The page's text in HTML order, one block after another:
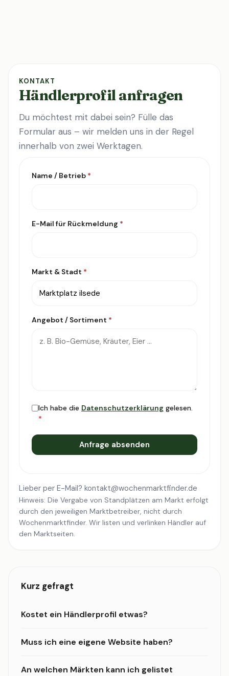
KONTAKT
Händlerprofil anfragen
Du möchtest mit dabei sein? Fülle das
Formular aus – wir melden uns in der Regel
innerhalb von zwei Werktagen.
Name / Betrieb *
E-Mail für Rückmeldung *
Markt & Stadt *
Angebot / Sortiment *
Ich habe die Datenschutzerklärung gelesen.
*
Anfrage absenden
Lieber per E-Mail? kontakt@wochenmarktfinder.de
Hinweis: Die Vergabe von Standplätzen am Markt erfolgt
durch den jeweiligen Marktbetreiber, nicht durch
Wochenmarktfinder. Wir listen und verlinken Händler auf
den Marktseiten.
Kurz gefragt
Kostet ein Händlerprofil etwas?
Muss ich eine eigene Website haben?
An welchen Märkten kann ich gelistet